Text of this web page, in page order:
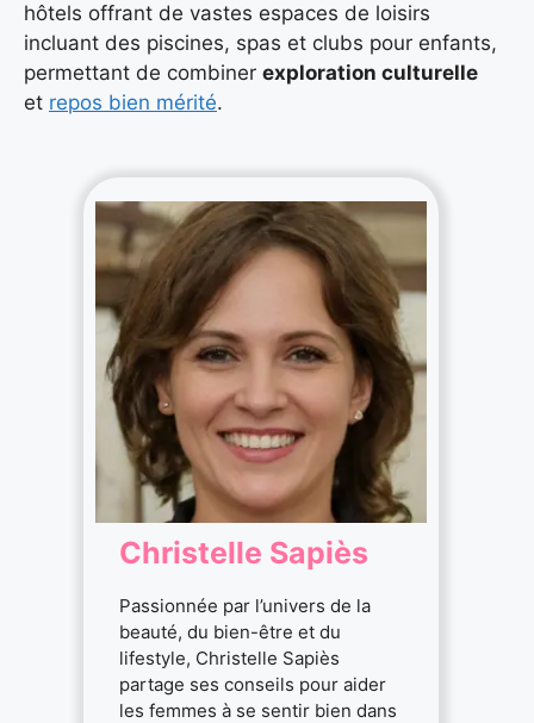
hôtels offrant de vastes espaces de loisirs
incluant des piscines, spas et clubs pour enfants,
permettant de combiner exploration culturelle
et repos bien mérité.
Christelle Sapiès
Passionnée par l’univers de la
beauté, du bien-être et du
lifestyle, Christelle Sapiès
partage ses conseils pour aider
les femmes à se sentir bien dans